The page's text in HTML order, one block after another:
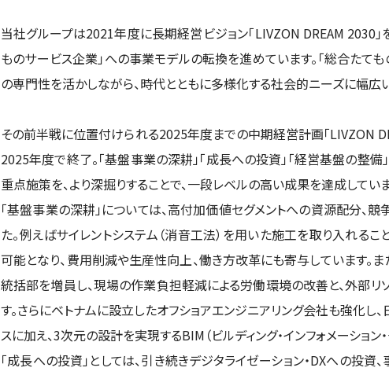
当社グループは2021年度に長期経営ビジョン「LIVZON DREAM 2030」
ものサービス企業」への事業モデルの転換を進めています。「総合たて
の専門性を活かしながら、時代とともに多様化する社会的ニーズに幅広
その前半戦に位置付けられる2025年度までの中期経営計画「LIVZON
2025年度で終了。「基盤事業の深耕」「成長への投資」「経営基盤の整
重点施策を、より深掘りすることで、一段レベルの高い成果を達成していま
「基盤事業の深耕」については、高付加価値セグメントへの資源配分、
た。例えばサイレントシステム（消音工法）を用いた施工を取り入れる
可能となり、費用削減や生産性向上、働き方改革にも寄与しています。
統括部を増員し、現場の作業負担軽減による労働環境の改善と、外部
す。さらにベトナムに設立したオフショアエンジニアリング会社も強化し
スに加え、3次元の設計を実現するBIM（ビルディング・インフォメーション
「成長への投資」としては、引き続きデジタライゼーション・DXへの投